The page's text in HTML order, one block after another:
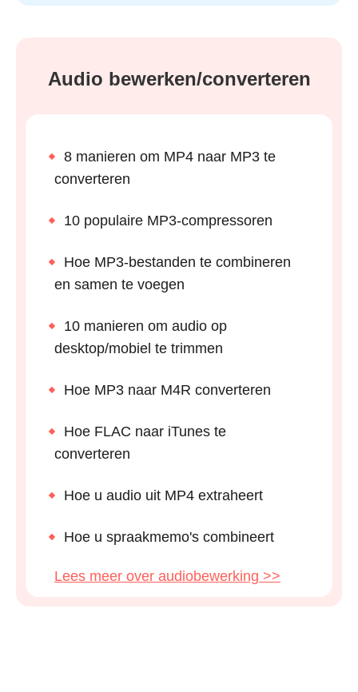
Audio bewerken/converteren
8 manieren om MP4 naar MP3 te
converteren
10 populaire MP3-compressoren
Hoe MP3-bestanden te combineren
en samen te voegen
10 manieren om audio op
desktop/mobiel te trimmen
Hoe MP3 naar M4R converteren
Hoe FLAC naar iTunes te
converteren
Hoe u audio uit MP4 extraheert
Hoe u spraakmemo's combineert
Lees meer over audiobewerking >>